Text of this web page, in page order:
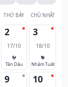
THỨ BẢY CHỦ NHẬT
2
17/10
🐓
Tân Dậu
3
18/10
🐕
Nhâm Tuất
9 10